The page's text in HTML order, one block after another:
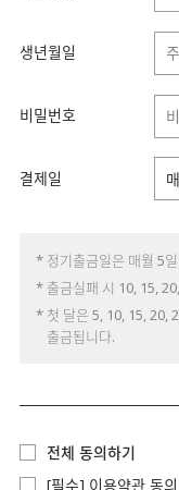
생년월일
비밀번호
결제일
* 정기출금일은 매월 5
* 출금실패 시 10, 15,
* 첫 달은 5, 10, 15, 20,
출금됩니다.
전체 동의하기
[필수] 이용약관 동의